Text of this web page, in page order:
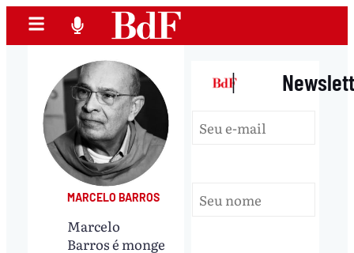
MARCELO BARROS
Marcelo
Barros é monge
|